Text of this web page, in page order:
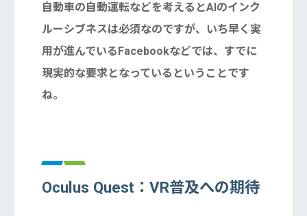
自動車の自動運転などを考えるとAIのインク
ルーシブネスは必須なのですが、いち早く実
用が進んでいるFacebookなどでは、すでに
現実的な要求となっているということです
ね。
Oculus Quest：VR普及への期待